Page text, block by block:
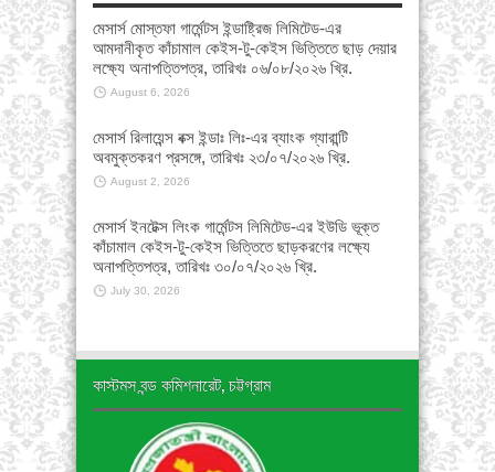
মেসার্স মোস্তফা গার্মেন্টস ইন্ডাষ্ট্রিজ লিমিটেড-এর
আমদানীকৃত কাঁচামাল কেইস-টু-কেইস ভিত্তিতে ছাড় দেয়ার
লক্ষ্যে অনাপত্তিপত্র, তারিখঃ ০৬/০৮/২০২৬ খ্রি.
August 6, 2026
মেসার্স রিলায়েন্স বক্স ইন্ডাঃ লিঃ-এর ব্যাংক গ্যারান্টি
অবমুক্তকরণ প্রসঙ্গে, তারিখঃ ২৩/০৭/২০২৬ খ্রি.
August 2, 2026
মেসার্স ইনটেক্স লিংক গার্মেন্টস লিমিটেড-এর ইউডি ভূক্ত
কাঁচামাল কেইস-টু-কেইস ভিত্তিতে ছাড়করণের লক্ষ্যে
অনাপত্তিপত্র, তারিখঃ ৩০/০৭/২০২৬ খ্রি.
July 30, 2026
কাস্টমস বন্ড কমিশনারেট, চট্টগ্রাম